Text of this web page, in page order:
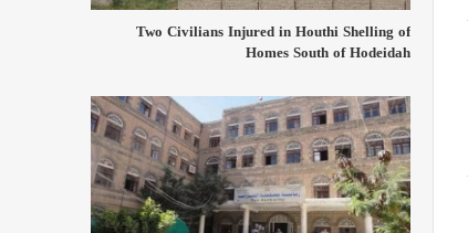
Two Civilians Injured in Houthi Shelling of
Homes South of Hodeidah